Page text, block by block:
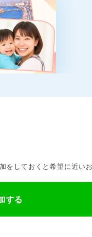
しておくと希望に近い
する